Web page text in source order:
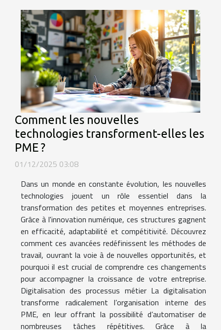
Comment les nouvelles
technologies transforment-elles les
PME ?
01/12/2025 03:08
Dans un monde en constante évolution, les nouvelles
technologies jouent un rôle essentiel dans la
transformation des petites et moyennes entreprises.
Grâce à l'innovation numérique, ces structures gagnent
en efficacité, adaptabilité et compétitivité. Découvrez
comment ces avancées redéfinissent les méthodes de
travail, ouvrant la voie à de nouvelles opportunités, et
pourquoi il est crucial de comprendre ces changements
pour accompagner la croissance de votre entreprise.
Digitalisation des processus métier La digitalisation
transforme radicalement l’organisation interne des
PME, en leur offrant la possibilité d’automatiser de
nombreuses tâches répétitives. Grâce à la